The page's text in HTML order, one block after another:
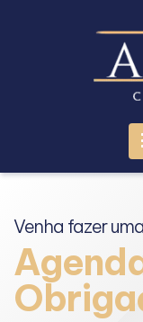
Venha fazer